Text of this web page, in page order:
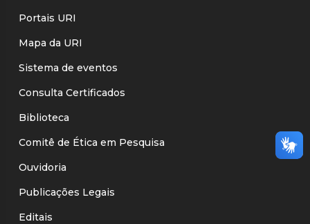
Portais URI
Mapa da URI
Sistema de eventos
Consulta Certificados
Biblioteca
Comitê de Ética em Pesquisa
Ouvidoria
Publicações Legais
Editais